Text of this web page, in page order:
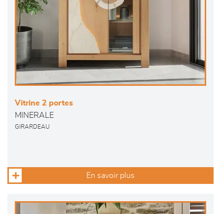
Vitrine 2 portes
MINERALE
GIRARDEAU
En savoir plus